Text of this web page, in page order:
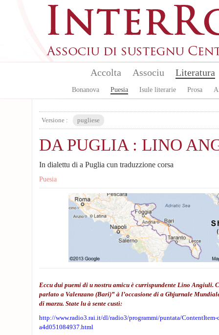
Accolta Associu Literatura
Bonanova Puesia Isule literarie Prosa
Versione : pugliese
DA PUGLIA : LINO
In dialettu di a Puglia cun traduzzione corsa
Puesia
Eccu dui puemi di u nostru amicu è currispundente Lino Angiuli.
parlato a Valenzano (Bari)” à l’occasione di a Ghjurnale
di marzu. State lu à sente custì:
http://www.radio3.rai.it/dl/radio3/programmi/puntata/ContentItem-
a4d051084937.html